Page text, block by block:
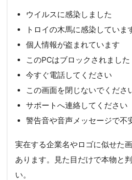
ウイルスに感染しました
トロイの木馬に感染していま
個人情報が盗まれています
このPCはブロックされました
今すぐ電話してください
この画面を閉じないでくださ
サポートへ連絡してください
警告音や音声メッセージで不
実在する企業名やロゴに似せた
あります。見た目だけで本物と
い。